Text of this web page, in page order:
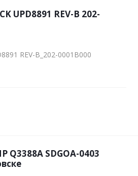
REV-B_202-0001B000
Q3388A SDGOA-0403